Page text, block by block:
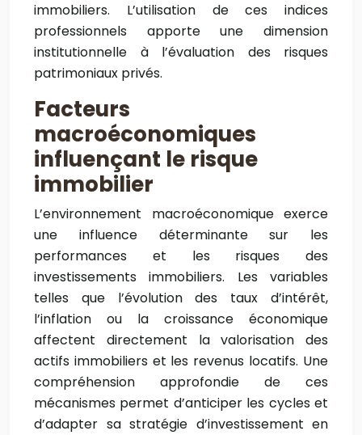
immobiliers. L’utilisation de ces indices
professionnels apporte une dimension
institutionnelle à l’évaluation des risques
patrimoniaux privés.
Facteurs
macroéconomiques
influençant le risque
immobilier
L’environnement macroéconomique exerce
une influence déterminante sur les
performances et les risques des
investissements immobiliers. Les variables
telles que l’évolution des taux d’intérêt,
l’inflation ou la croissance économique
affectent directement la valorisation des
actifs immobiliers et les revenus locatifs. Une
compréhension approfondie de ces
mécanismes permet d’anticiper les cycles et
d’adapter sa stratégie d’investissement en